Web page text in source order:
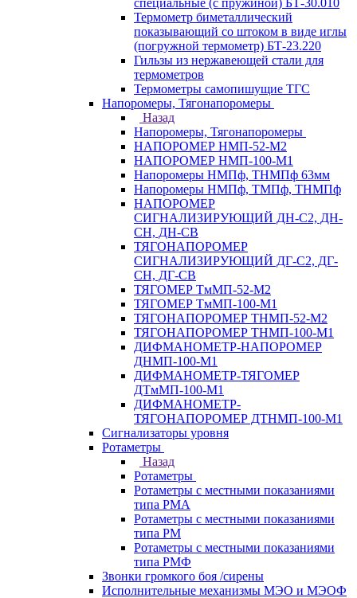
специальные (с пружиной) БТ-30.010
Термометр биметаллический
показывающий со штоком в виде иглы
(погружной термометр) БТ-23.220
Гильзы из нержавеющей стали для
термометров
Термометры самопишущие ТГС
Напоромеры, Тягонапоромеры
Назад
Напоромеры, Тягонапоромеры
НАПОРОМЕР НМП-52-М2
НАПОРОМЕР НМП-100-М1
Напоромеры НМПф, ТНМПф 63мм
Напоромеры НМПф, ТМПф, ТНМПф
НАПОРОМЕР
СИГНАЛИЗИРУЮЩИЙ ДН-С2, ДН-
СН, ДН-СВ
ТЯГОНАПОРОМЕР
СИГНАЛИЗИРУЮЩИЙ ДГ-С2, ДГ-
СН, ДГ-СВ
ТЯГОМЕР ТмМП-52-М2
ТЯГОМЕР ТмМП-100-М1
ТЯГОНАПОРОМЕР ТНМП-52-М2
ТЯГОНАПОРОМЕР ТНМП-100-М1
ДИФМАНОМЕТР-НАПОРОМЕР
ДНМП-100-М1
ДИФМАНОМЕТР-ТЯГОМЕР
ДТмМП-100-М1
ДИФМАНОМЕТР-
ТЯГОНАПОРОМЕР ДТНМП-100-М1
Сигнализаторы уровня
Ротаметры
Назад
Ротаметры
Ротаметры с местными показаниями
типа РМА
Ротаметры с местными показаниями
типа РМ
Ротаметры с местными показаниями
типа РМФ
Звонки громкого боя /сирены
Исполнительные механизмы МЭО и МЭОФ